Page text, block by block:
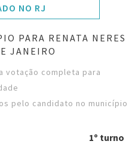
NO RJ
PARA RENATA NERES
JANEIRO
votação completa para
pelo candidato no município
1º turno